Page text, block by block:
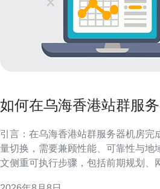
如何在乌海香港站群服
引言：在乌海香港站群服务器机房完
量切换，需要兼顾性能、可靠性与地
文侧重可执行步骤，包括前期规划、